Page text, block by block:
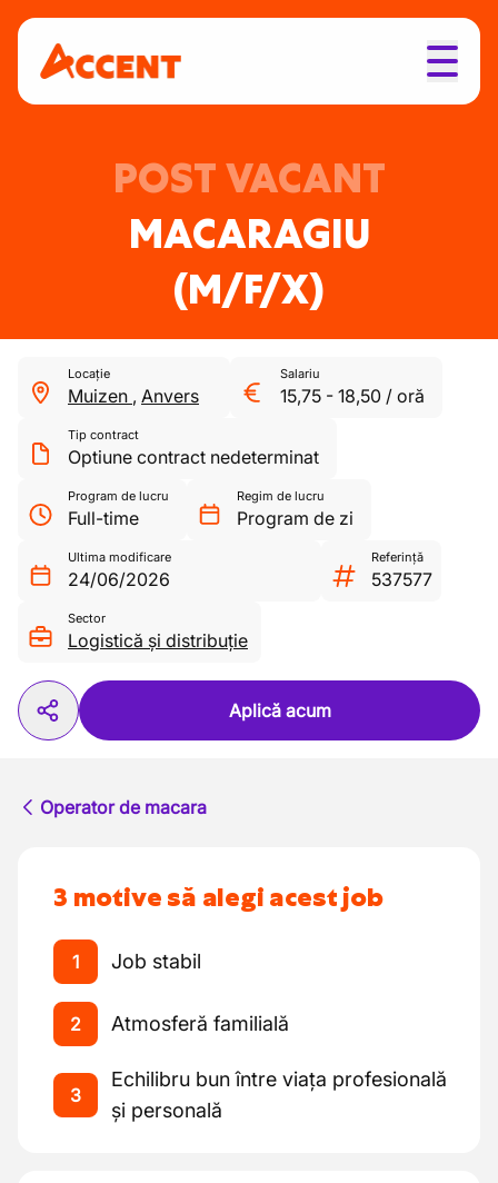
POST VACANT
MACARAGIU
(M/F/X)
Locație
Muizen , Anvers
Salariu
15,75 - 18,50 / oră
Tip contract
Optiune contract nedeterminat
Program de lucru
Full-time
Regim de lucru
Program de zi
Ultima modificare
24/06/2026
Referință
537577
Sector
Logistică și distribuție
Aplică acum
Operator de macara
3 motive să alegi acest job
1 Job stabil
2 Atmosferă familială
3
Echilibru bun între viața profesională
și personală